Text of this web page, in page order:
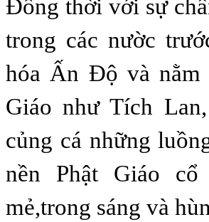
Ðồng thời với sự
trong các nườc
hóa Ấn Ðộ và nằm
Giáo như Tích
củng cá những
nền Phật Giáo
mẻ,trong sáng và